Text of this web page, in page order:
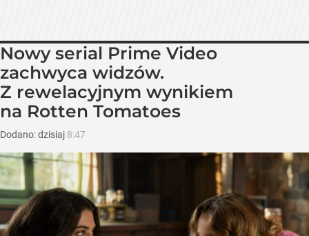
Nowy serial Prime Video
zachwyca widzów.
Z rewelacyjnym wynikiem
na Rotten Tomatoes
Dodano:dzisiaj 8:47